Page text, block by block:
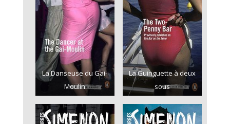
La Danseuse du Gai-
Moulin
La Guinguette à deux
sous